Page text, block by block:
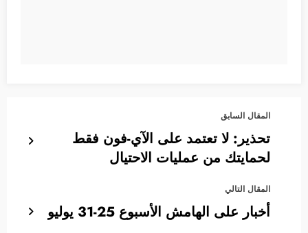
المقال السابق
تحذير: لا تعتمد على الآي-فون فقط
لحمايتك من عمليات الاحتيال
المقال التالي
أخبار على الهامش الأسبوع 25-31 يوليو